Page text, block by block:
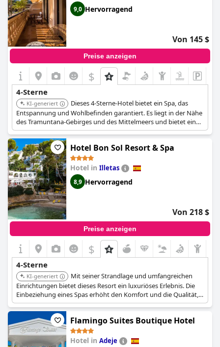
9,0 Hervorragend
Von 145 $
Preise anzeigen
$
4-Sterne
KI-generiert
Dieses 4-Sterne-Hotel bietet ein Spa, das
Entspannung und Wohlbefinden garantiert. Es liegt in der Nähe
des Tramuntana-Gebirges und des Mittelmeers und bietet eine
malerische Aussicht. Das Hotel bietet verschiedene
Zimmertypen und exklusive Angebote.
Hotel Bon Sol Resort & Spa
Hotel in Illetas
8,9 Hervorragend
Von 218 $
Preise anzeigen
$
4-Sterne
KI-generiert
Mit seiner Strandlage und umfangreichen
Einrichtungen bietet dieses Resort ein luxuriöses Erlebnis. Die
Einbeziehung eines Spas erhöht den Komfort und die Qualität,
was es zu einer herausragenden Wahl macht.
Flamingo Suites Boutique Hotel
Hotel in Adeje